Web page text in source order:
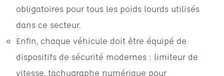
obligatoires pour tous les poids lourds utilisés
dans ce secteur.
Enfin, chaque véhicule doit être équipé de
dispositifs de sécurité modernes : limiteur de
vitesse, tachygraphe numérique pour